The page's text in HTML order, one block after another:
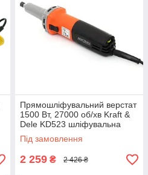
Прямошліфувальний верстат
1500 Вт, 27000 об/хв Kraft &
Dele KD523 шліфувальна
машина пряма
Під замовлення
2 259 ₴ 2 426 ₴